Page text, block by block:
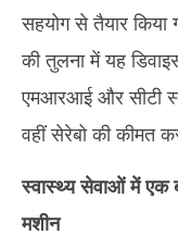
सहयोग से तैयार
की तुलना में यह
एमआरआई और सीटी
वहीं सेरेबो की कीमत
स्वास्थ्य सेवाओं में एक
मशीन